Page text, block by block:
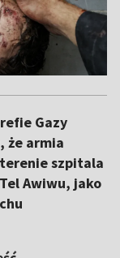
Gazy
że armia
szpitala
Awiwu, jako